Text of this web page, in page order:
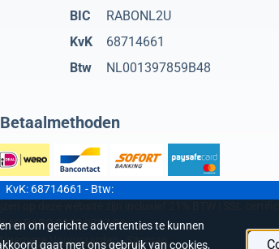
BIC
RABONL2U
KvK
68714661
Btw
NL001397859B48
Betaalmethoden
KvK: 68714661 - Btw:
RABO 0378 0727 06
Voorwaarden-Sitemap
en om gerichte advertenties te kunnen
gaat met ons gebruik van cookies,